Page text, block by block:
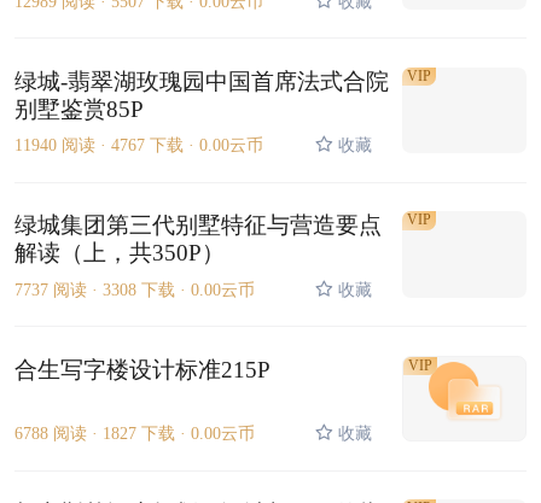
绿城-翡翠湖玫瑰园中国首席法式合院
别墅鉴赏85P
11940 阅读 · 4767 下载 · 0.00云币 收藏
VIP
绿城集团第三代别墅特征与营造要点
解读（上，共350P）
7737 阅读 · 3308 下载 · 0.00云币 收藏
VIP
合生写字楼设计标准215P
6788 阅读 · 1827 下载 · 0.00云币 收藏
VIP